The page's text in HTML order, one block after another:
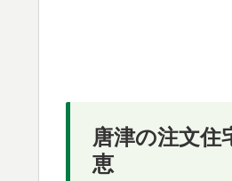
唐津の注文住
恵